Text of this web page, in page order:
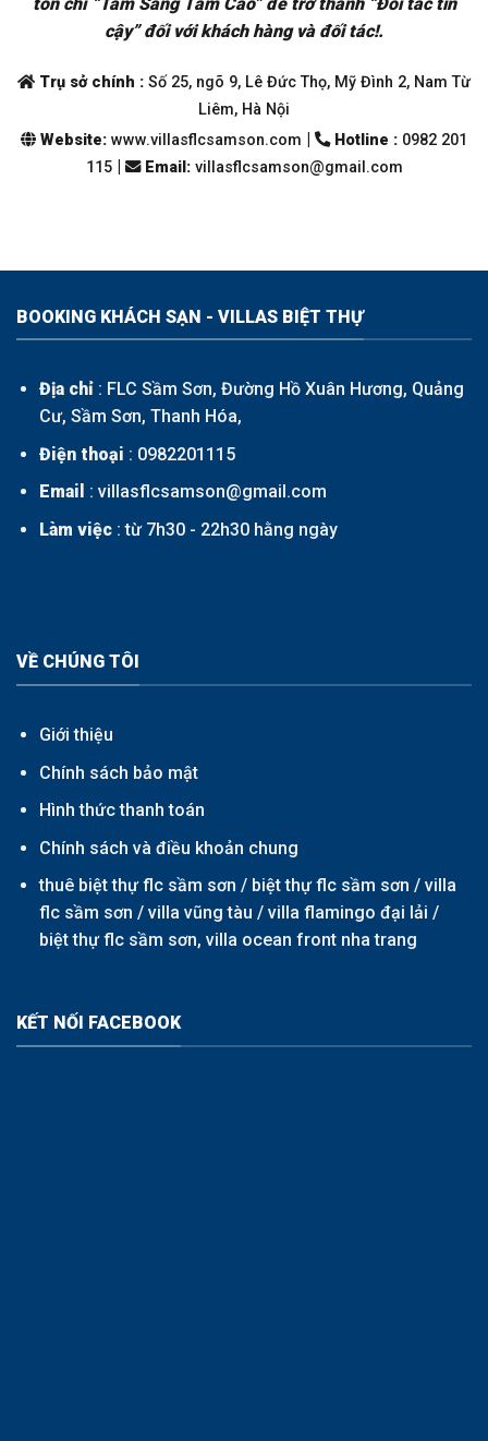
cậy” đối với khách hàng và đối tác!.
Trụ sở chính : Số 25, ngõ 9, Lê Đức Thọ, Mỹ Đình 2, Nam Từ
Liêm, Hà Nội
Website: www.villasflcsamson.com | Hotline : 0982 201
115 | Email :villasflcsamson@gmail.com
BOOKING KHÁCH SẠN - VILLAS BIỆT THỰ
Địa chỉ: FLC Sầm Sơn, Đường Hồ Xuân Hương, Quảng
Cư, Sầm Sơn, Thanh Hóa,
Điện thoại : 0982201115
Email : villasflcsamson@gmail.com
Làm việc: từ 7h30 - 22h30 hằng ngày
VỀ CHÚNG TÔI
Giới thiệu
Chính sách bảo mật
Hình thức thanh toán
Chính sách và điều khoản chung
thuê biệt thự flc sầm sơn / biệt thự flc sầm sơn / villa
flc sầm sơn / villa vũng tàu / villa flamingo đại lải /
biệt thự flc sầm sơn, villa ocean front nha trang
KẾT NỐI FACEBOOK